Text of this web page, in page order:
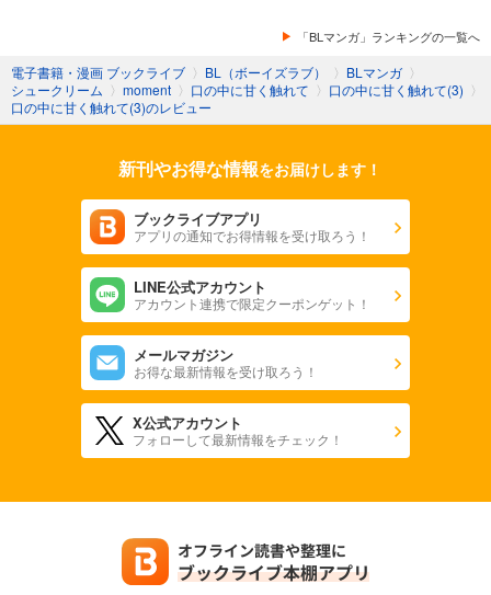
「BLマンガ」ランキングの一覧へ
電子書籍・漫画 ブックライブ 〉 BL（ボーイズラブ） 〉 BLマンガ 〉
シュークリーム 〉 moment 〉 口の中に甘く触れて 〉 口の中に甘く触れて(3) 〉
口の中に甘く触れて(3)のレビュー
新刊やお得な情報をお届けします！
ブックライブアプリ
アプリの通知でお得情報を受け取ろう！
LINE公式アカウント
アカウント連携で限定クーポンゲット！
メールマガジン
お得な最新情報を受け取ろう！
X公式アカウント
フォローして最新情報をチェック！